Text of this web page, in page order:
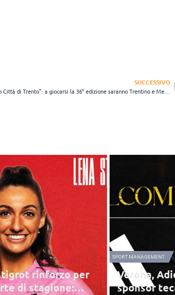
SUCCESSIVO
“Trofeo Città di Trento”: a giocarsi la 36° edizione saranno Trentino e Messina
rinforzo per
di stagione:
SPORT MANAGEMENT
Verona,
sponsor